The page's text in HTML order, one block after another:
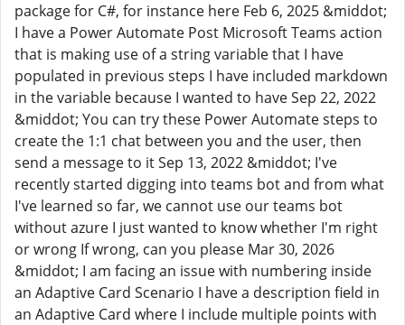
package for C#, for instance here Feb 6, 2025 &middot;
I have a Power Automate Post Microsoft Teams action
that is making use of a string variable that I have
populated in previous steps I have included markdown
in the variable because I wanted to have Sep 22, 2022
&middot; You can try these Power Automate steps to
create the 1:1 chat between you and the user, then
send a message to it Sep 13, 2022 &middot; I've
recently started digging into teams bot and from what
I've learned so far, we cannot use our teams bot
without azure I just wanted to know whether I'm right
or wrong If wrong, can you please Mar 30, 2026
&middot; I am facing an issue with numbering inside
an Adaptive Card Scenario I have a description field in
an Adaptive Card where I include multiple points with